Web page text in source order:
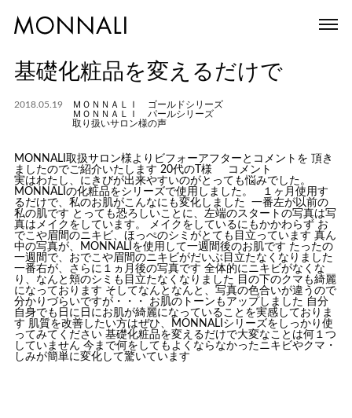
基礎化粧品を変えるだけで
2018.05.19
ＭＯＮＮＡＬＩ ゴールドシリーズ
ＭＯＮＮＡＬＩ パールシリーズ
取り扱いサロン様の声
MONNALI取扱サロン様よりビフォーアフターとコメントを 頂き
ましたのでご紹介いたします 20代のT様 コメント
実はわたし、にきびが出来やすいのがとっても悩みでした。
MONNALIの化粧品をシリーズで使用しました。 １ヶ月使用す
るだけで、私のお肌がこんなにも変化しました
一番左が以前の
私の肌です とっても恐ろしいことに、左端のスタートの写真は写
真はメイクをしています。 メイクをしているにもかかわらず お
でこや眉間のニキビ、ほっぺのシミがとても目立っています 真ん
中の写真が、MONNALIを使用して一週間後のお肌です たったの
一週間で、おでこや眉間のニキビがだいぶ目立たなくなりました
一番右が、さらに１ヵ月後の写真です 全体的にニキビがなくな
り、なんと頬のシミも目立たなくなりました 目の下のクマも綺麗
になっております そしてなんとなんと、写真の色合いが違うので
分かりづらいですが・・・ お肌のトーンもアップしました 自分
自身でも日に日にお肌が綺麗になっていることを実感しておりま
す 肌質を改善したい方はぜひ、MONNALIシリーズをしっかり使
ってみてください 基礎化粧品を変えるだけで大変なことは何１つ
していません 今まで何をしてもよくならなかったニキビやクマ・
しみが簡単に変化して驚いています